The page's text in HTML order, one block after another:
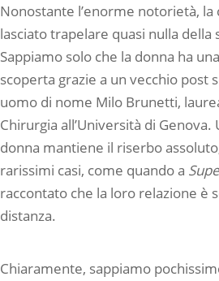
Nonostante l’enorme notorietà,
lasciato trapelare quasi nulla della
Sappiamo solo che la donna ha
scoperta grazie a un vecchio post
uomo di nome Milo Brunetti,
Chirurgia all’Università di Genova.
donna mantiene il riserbo
rarissimi casi, come quando a
raccontato che la loro relazione è
distanza.
Chiaramente, sappiamo